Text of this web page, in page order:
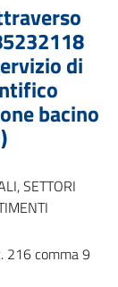
di
bacino
SETTORI
216 comma 9